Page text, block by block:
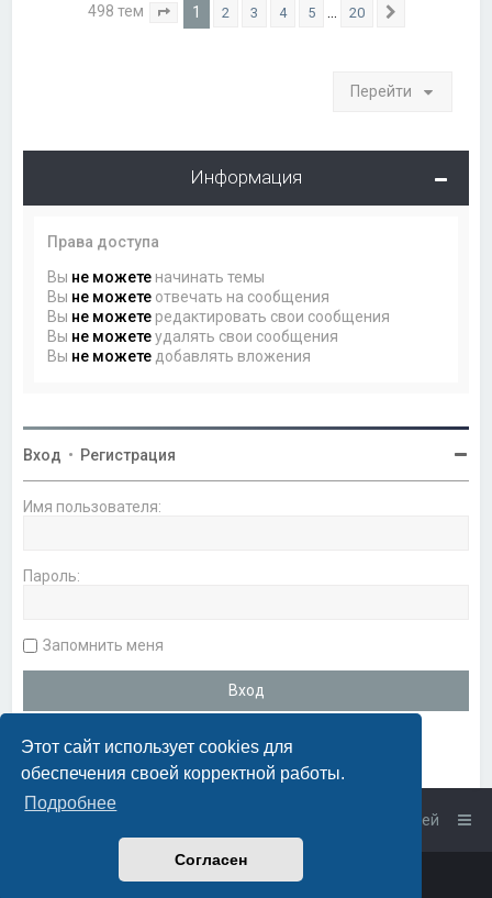
Этот сайт использует cookies для
обеспечения своей корректной работы.
Подробнее
Согласен
498 тем Страница из 20
1 2 3 4 5 20
Перейти
Информация
Права доступа
Вы не можете начинать темы
Вы не можете отвечать на сообщения
Вы не можете редактировать свои сообщения
Вы не можетеудалять свои сообщения
Вы не можете добавлять вложения
Вход • Регистрация
Имя пользователя:
Пароль:
Запомнить меня
Связаться с администрацией
phpBB
PlanetStyles